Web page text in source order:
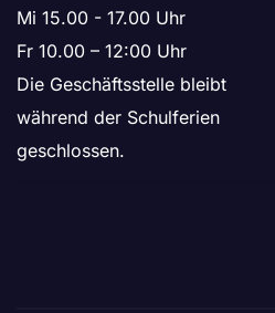
Mi 15.00 - 17.00 Uhr
Fr 10.00 – 12:00 Uhr
Die Geschäftsstelle bleibt
während der Schulferien
geschlossen.